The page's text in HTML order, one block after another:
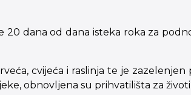
dana od dana isteka roka za
cvijeća i raslinja te je
obnovljena su prihvatilišta za